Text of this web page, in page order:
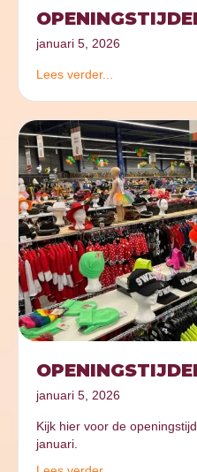
januari 5, 2026
Lees verder...
januari 5, 2026
Kijk hier voor de
januari.